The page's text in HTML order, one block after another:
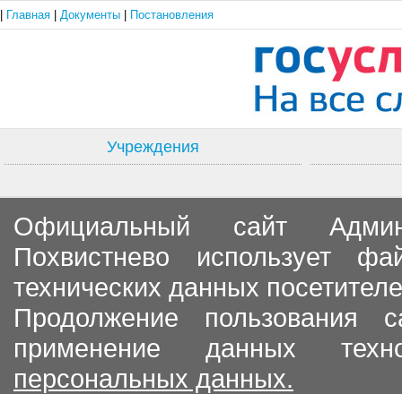
Главная Документы Постановления
Учреждения
Официальный сайт
Похвистнево использует
технических данных
Продолжение пользования
применение данных
персональных данных.